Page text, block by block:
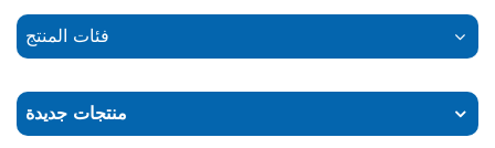
فئات المنتج
منتجات جديدة